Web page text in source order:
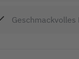
Geschmackvolles